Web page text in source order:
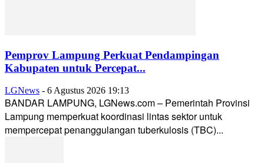
Pemprov Lampung Perkuat Pendampingan
Kabupaten untuk Percepat...
LGNews - 6 Agustus 2026 19:13
BANDAR LAMPUNG, LGNews.com – Pemerintah Provinsi
Lampung memperkuat koordinasi lintas sektor untuk
mempercepat penanggulangan tuberkulosis (TBC)...